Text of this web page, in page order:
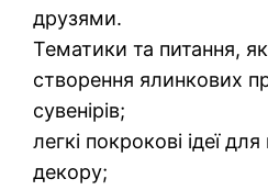
друзями.
Тематики та питання,
створення ялинкових
сувенірів;
легкі покрокові ідеї
декору;